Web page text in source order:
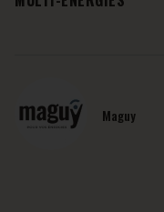
Maguy